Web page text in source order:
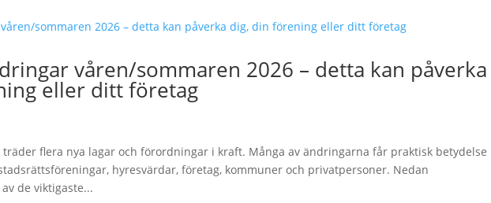
våren/sommaren 2026 – detta kan påverka
eller ditt företag
träder flera nya lagar och förordningar i kraft. Många av ändringarna får praktisk betydelse
hyresvärdar, företag, kommuner och privatpersoner. Nedan
de viktigaste...